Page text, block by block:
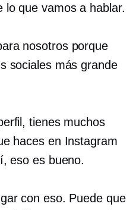
lo que vamos a hablar.
nosotros porque
sociales más grande
tienes muchos
haces en Instagram
eso es bueno.
con eso. Puede que